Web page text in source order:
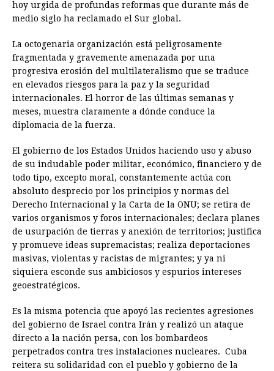
hoy urgida de profundas reformas que durante más de
medio siglo ha reclamado el Sur global.
La octogenaria organización está peligrosamente
fragmentada y gravemente amenazada por una
progresiva erosión del multilateralismo que se traduce
en elevados riesgos para la paz y la seguridad
internacionales. El horror de las últimas semanas y
meses, muestra claramente a dónde conduce la
diplomacia de la fuerza.
El gobierno de los Estados Unidos haciendo uso y abuso
de su indudable poder militar, económico, financiero y de
todo tipo, excepto moral, constantemente actúa con
absoluto desprecio por los principios y normas del
Derecho Internacional y la Carta de la ONU; se retira de
varios organismos y foros internacionales; declara planes
de usurpación de tierras y anexión de territorios; justifica
y promueve ideas supremacistas; realiza deportaciones
masivas, violentas y racistas de migrantes; y ya ni
siquiera esconde sus ambiciosos y espurios intereses
geoestratégicos.
Es la misma potencia que apoyó las recientes agresiones
del gobierno de Israel contra Irán y realizó un ataque
directo a la nación persa, con los bombardeos
perpetrados contra tres instalaciones nucleares. Cuba
reitera su solidaridad con el pueblo y gobierno de la